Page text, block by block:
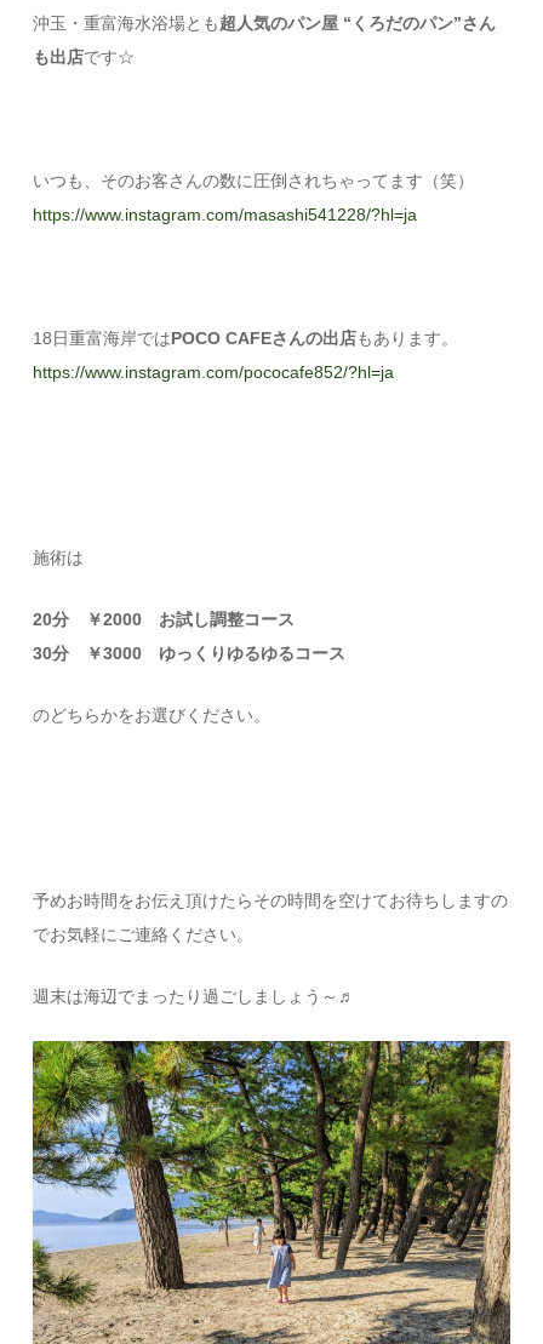
沖玉・重富海水浴場とも超人気のパン屋 “くろだのパン”さん
も出店です☆
いつも、そのお客さんの数に圧倒されちゃってます（笑）
https://www.instagram.com/masashi541228/?hl=ja
18日重富海岸ではPOCO CAFEさんの出店もあります。
https://www.instagram.com/pococafe852/?hl=ja
施術は
20分 ￥2000 お試し調整コース
30分 ￥3000 ゆっくりゆるゆるコース
のどちらかをお選びください。
予めお時間をお伝え頂けたらその時間を空けてお待ちしますの
でお気軽にご連絡ください。
週末は海辺でまったり過ごしましょう～♬